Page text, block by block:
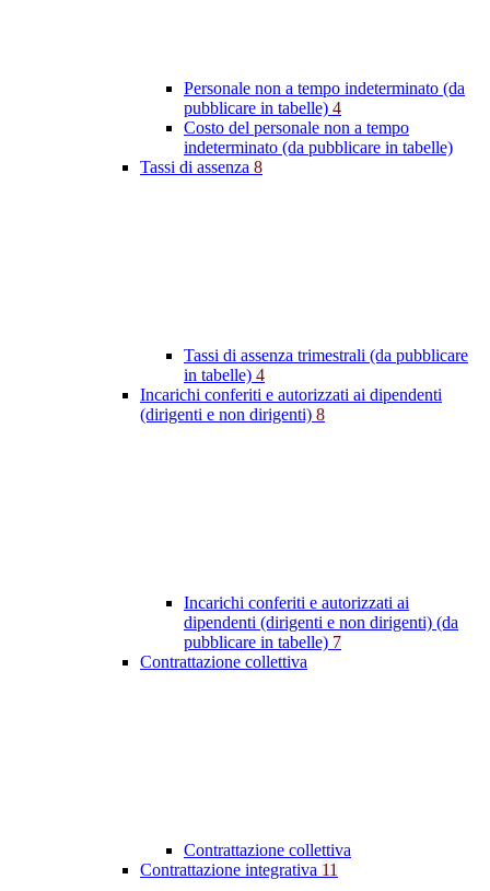
Personale non a tempo indeterminato (da
pubblicare in tabelle) 4
Costo del personale non a tempo
indeterminato (da pubblicare in tabelle)
Tassi di assenza 8
Tassi di assenza trimestrali (da pubblicare
in tabelle) 4
Incarichi conferiti e autorizzati ai dipendenti
(dirigenti e non dirigenti) 8
Incarichi conferiti e autorizzati ai
dipendenti (dirigenti e non dirigenti) (da
pubblicare in tabelle) 7
Contrattazione collettiva
Contrattazione collettiva
Contrattazione integrativa 11